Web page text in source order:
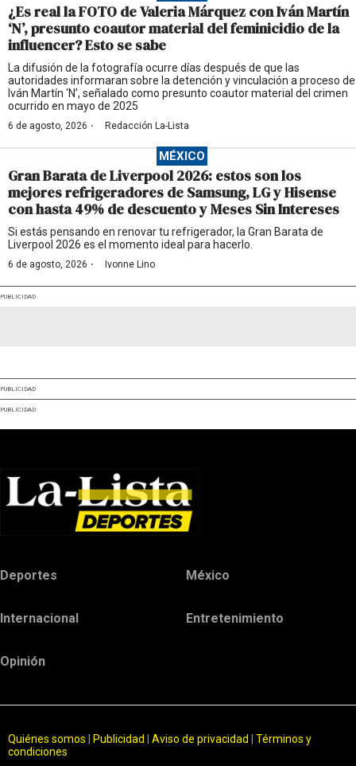
¿Es real la FOTO de Valeria Márquez con Iván Martín
‘N’, presunto coautor material del feminicidio de la
influencer? Esto se sabe
La difusión de la fotografía ocurre días después de que las
autoridades informaran sobre la detención y vinculación a proceso de
Iván Martín ‘N’, señalado como presunto coautor material del crimen
ocurrido en mayo de 2025
6 de agosto, 2026 · Redacción La-Lista
MÉXICO
Gran Barata de Liverpool 2026: estos son los
mejores refrigeradores de Samsung, LG y Hisense
con hasta 49% de descuento y Meses Sin Intereses
Si estás pensando en renovar tu refrigerador, la Gran Barata de
Liverpool 2026 es el momento ideal para hacerlo.
6 de agosto, 2026 · Ivonne Lino
PUBLICIDAD
PUBLICIDAD
PUBLICIDAD
Deportes México
Internacional Entretenimiento
Opinión
Quiénes somos Publicidad Aviso de privacidad
Términos y
condiciones